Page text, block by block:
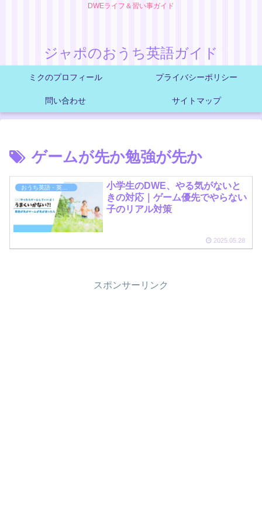
DWEライフ＆習い事ガイド
ジャポのおうち英語ガイド
ミクのプロフィール プライバシーポリシー
問い合わせ サイトマップ
ゲームが先か勉強が先か
おうち英語・英語育児
小学生のDWE、やる気がないと
きの対応｜ゲーム優先でやらない
子のリアル対策
2025.05.28
スポンサーリンク